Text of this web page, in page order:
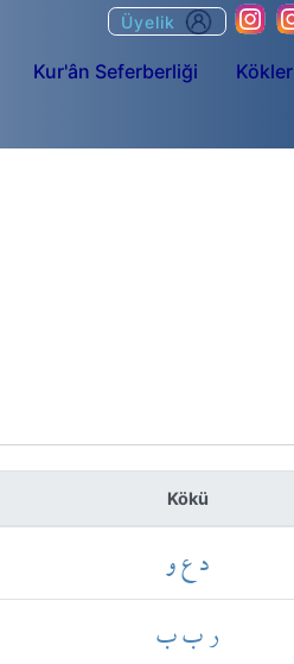
Kur'ân Seferberliği Kökler
Üyelik
Kökü
د ع و
ر ب ب